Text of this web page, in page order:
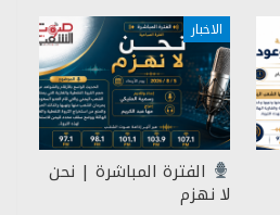
الاخبار
الفترة المباشرة | نحن
لا نهزم